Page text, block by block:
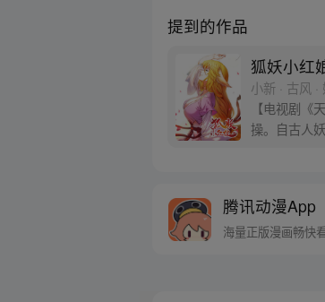
提到的作品
狐妖小红
小新 · 古风 ·
【电视剧
操。自古人
腾讯动漫App
海量正版漫画畅快